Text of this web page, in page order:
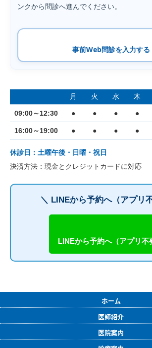
ンクから問診へ進んでください。
事前Web問診を入力する
月 火 水 木
09:00～12:30 ● ● ● ●
16:00～19:00 ● ● ● ●
休診日：土曜午後・日曜・祝日
決済方法：現金とクレジットカードに対応
＼ LINEから予約へ（アプリ
LINEから予約へ（アプリ不
ホーム
医師紹介
医院案内